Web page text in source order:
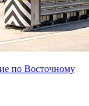
по Восточному